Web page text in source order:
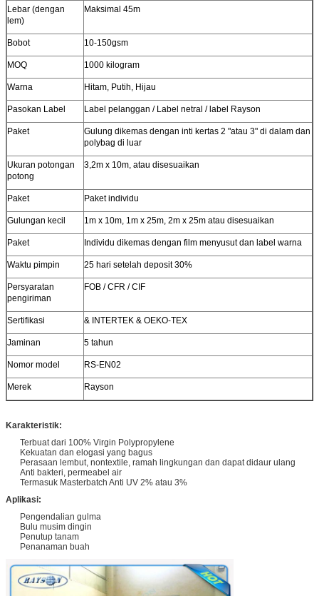
Lebar (dengan
lem)
Maksimal 45m
Bobot 10-150gsm
MOQ 1000 kilogram
Warna Hitam, Putih, Hijau
Pasokan Label Label pelanggan / Label netral / label Rayson
Paket
Gulung dikemas dengan inti kertas 2 "atau 3" di dalam dan
polybag di luar
Ukuran potongan
potong
3,2m x 10m, atau disesuaikan
Paket Paket individu
Gulungan kecil 1m x 10m, 1m x 25m, 2m x 25m atau disesuaikan
Paket Individu dikemas dengan film menyusut dan label warna
Waktu pimpin 25 hari setelah deposit 30%
Persyaratan
pengiriman
FOB / CFR / CIF
Sertifikasi & INTERTEK & OEKO-TEX
Jaminan 5 tahun
Nomor model RS-EN02
Merek Rayson
Karakteristik:
Terbuat dari 100% Virgin Polypropylene
Kekuatan dan elogasi yang bagus
Perasaan lembut, nontextile, ramah lingkungan dan dapat didaur ulang
Anti bakteri, permeabel air
Termasuk Masterbatch Anti UV 2% atau 3%
Aplikasi:
Pengendalian gulma
Bulu musim dingin
Penutup tanam
Penanaman buah